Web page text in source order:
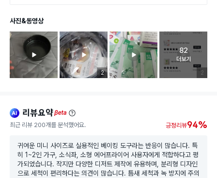
사진&동영상
리뷰 이미지 등록 개수
2 리뷰 이
2
고객 리뷰
82
더보기
ai 리뷰요약beta
최근 리뷰 200개를 분석했어요. 긍정리뷰94%
귀여운 미니 사이즈로 실용적인 베이킹 도구라는 반응이 많습니다. 특
히 1~2인 가구, 소식좌, 소형 에어프라이어 사용자에게 적합하다고 평
가되었습니다. 작지만 다양한 디저트 제작에 유용하며, 분리형 디자인
으로 세척이 편리하다는 의견이 많습니다. 틈새 세척과 녹 방지에 주의